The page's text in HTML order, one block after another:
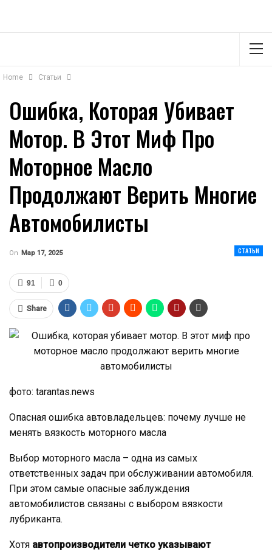
Home Статьи
Ошибка, Которая Убивает
Мотор. В Этот Миф Про
Моторное Масло
Продолжают Верить Многие
Автомобилисты
СТАТЬИ
On Мар 17, 2025
0
91
Share
фото: tarantas.news
Опасная ошибка автовладельцев: почему лучше не
менять вязкость моторного масла
Выбор моторного масла – одна из самых
ответственных задач при обслуживании автомобиля.
При этом самые опасные заблуждения
автомобилистов связаны с выбором вязкости
лубриканта.
Хотя автопроизводители четко указывают